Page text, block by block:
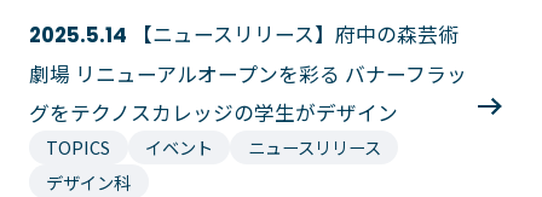
2025.5.14
【ニュースリリース】府中の森芸術
劇場 リニューアルオープンを彩る バナーフラッ
グをテクノスカレッジの学生がデザイン
TOPICS イベント
ニュースリリース
デザイン科